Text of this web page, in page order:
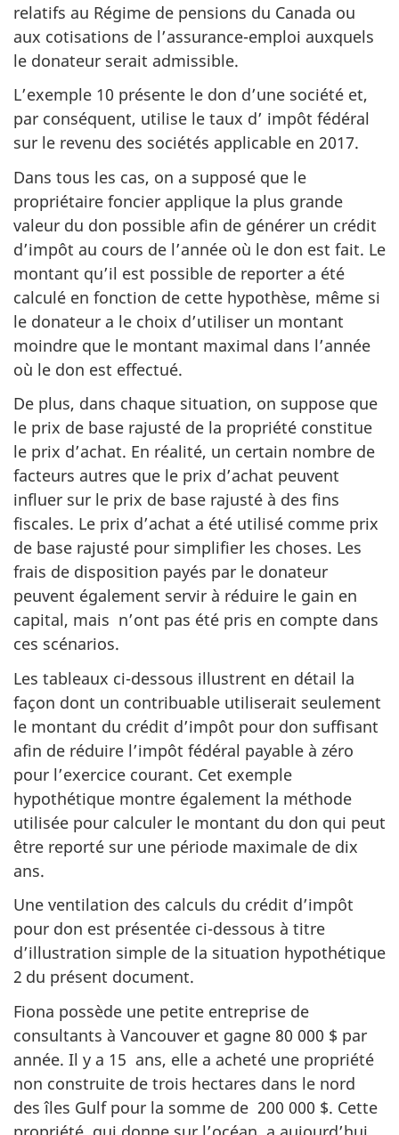
relatifs au Régime de pensions du Canada ou
aux cotisations de l’assurance-emploi auxquels
le donateur serait admissible.
L’exemple 10 présente le don d’une société et,
par conséquent, utilise le taux d’ impôt fédéral
sur le revenu des sociétés applicable en 2017.
Dans tous les cas, on a supposé que le
propriétaire foncier applique la plus grande
valeur du don possible afin de générer un crédit
d’impôt au cours de l’année où le don est fait. Le
montant qu’il est possible de reporter a été
calculé en fonction de cette hypothèse, même si
le donateur a le choix d’utiliser un montant
moindre que le montant maximal dans l’année
où le don est effectué.
De plus, dans chaque situation, on suppose que
le prix de base rajusté de la propriété constitue
le prix d’achat. En réalité, un certain nombre de
facteurs autres que le prix d’achat peuvent
influer sur le prix de base rajusté à des fins
fiscales. Le prix d’achat a été utilisé comme prix
de base rajusté pour simplifier les choses. Les
frais de disposition payés par le donateur
peuvent également servir à réduire le gain en
capital, mais n’ont pas été pris en compte dans
ces scénarios.
Les tableaux ci-dessous illustrent en détail la
façon dont un contribuable utiliserait seulement
le montant du crédit d’impôt pour don suffisant
afin de réduire l’impôt fédéral payable à zéro
pour l’exercice courant. Cet exemple
hypothétique montre également la méthode
utilisée pour calculer le montant du don qui peut
être reporté sur une période maximale de dix
ans.
Une ventilation des calculs du crédit d’impôt
pour don est présentée ci-dessous à titre
d’illustration simple de la situation hypothétique
2 du présent document.
Fiona possède une petite entreprise de
consultants à Vancouver et gagne 80 000 $ par
année. Il y a 15 ans, elle a acheté une propriété
non construite de trois hectares dans le nord
des îles Gulf pour la somme de 200 000 $. Cette